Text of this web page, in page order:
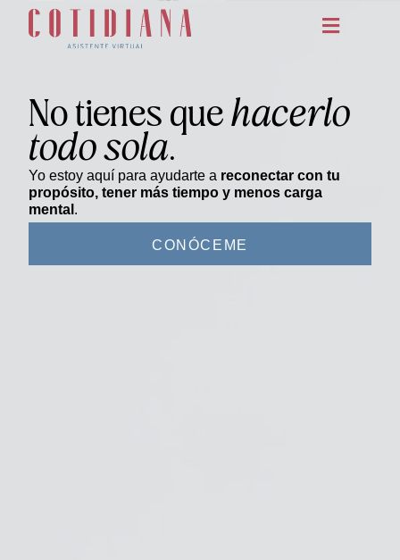
No tienes quehacerlo
todo sola.
Yo estoy aquí para ayudarte a reconectar con tu
propósito, tener más tiempo y menos carga
mental .
CONÓCEME